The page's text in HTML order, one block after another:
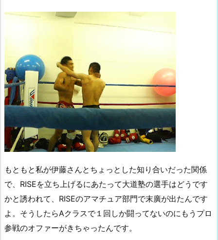
もともと私が伊藤さんとちょっとした知り合いだった関係
で、RISEを立ち上げるにあたって大道塾の選手はどうです
かと誘われて、RISEのアマチュア部門で末廣が出たんです
よ。そうしたらAクラスで１回しか闘ってないのにもうプロ
参戦のオファーがきちゃったんです。